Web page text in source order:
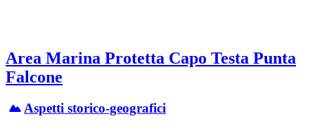
Area Marina Protetta Capo Testa Punta
Falcone
Aspetti storico-geografici